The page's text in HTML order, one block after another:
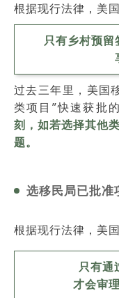
根据现行法律，美
只有乡村预留
过去三年里，美国
类项目”快速获批
刻，如若选择其他
题。
选移民局已批准
根据现行法律，美
只有通
才会审